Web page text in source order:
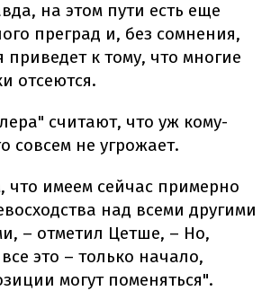
на этом пути есть еще
преград и, без сомнения,
приведет к тому, что многие
отсеются.
считают, что уж кому-
совсем не угрожает.
что имеем сейчас примерно
над всеми другими
– отметил Цетше, – Но,
это – только начало,
могут поменяться".